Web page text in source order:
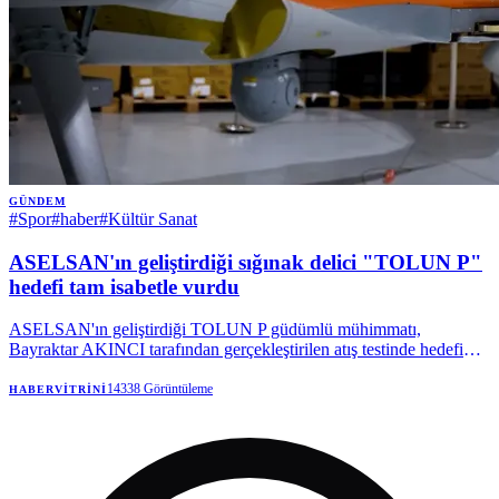
GÜNDEM
#Spor#haber#Kültür Sanat
ASELSAN'ın geliştirdiği sığınak delici "TOLUN P"
hedefi tam isabetle vurdu
ASELSAN'ın geliştirdiği TOLUN P güdümlü mühimmatı,
Bayraktar AKINCI tarafından gerçekleştirilen atış testinde hedefi
HABERVITRINI14338 Görüntüleme